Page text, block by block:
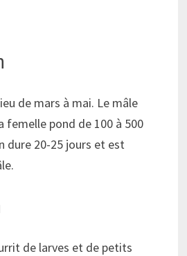
de mars à mai. Le mâle
femelle pond de 100 à 500
dure 20-25 jours et est
de larves et de petits